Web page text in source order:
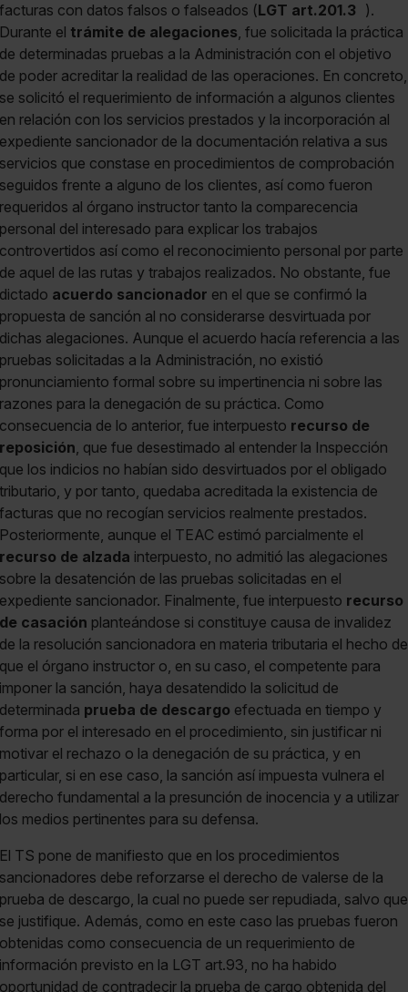
facturas con datos falsos o falseados (LGT art.201.3 ).
Durante el trámite de alegaciones, fue solicitada la práctica
de determinadas pruebas a la Administración con el objetivo
de poder acreditar la realidad de las operaciones. En concreto,
se solicitó el requerimiento de información a algunos clientes
en relación con los servicios prestados y la incorporación al
expediente sancionador de la documentación relativa a sus
servicios que constase en procedimientos de comprobación
seguidos frente a alguno de los clientes, así como fueron
requeridos al órgano instructor tanto la comparecencia
personal del interesado para explicar los trabajos
controvertidos así como el reconocimiento personal por parte
de aquel de las rutas y trabajos realizados. No obstante, fue
dictado acuerdo sancionador en el que se confirmó la
propuesta de sanción al no considerarse desvirtuada por
dichas alegaciones. Aunque el acuerdo hacía referencia a las
pruebas solicitadas a la Administración, no existió
pronunciamiento formal sobre su impertinencia ni sobre las
razones para la denegación de su práctica. Como
consecuencia de lo anterior, fue interpuesto recurso de
reposición, que fue desestimado al entender la Inspección
que los indicios no habían sido desvirtuados por el obligado
tributario, y por tanto, quedaba acreditada la existencia de
facturas que no recogían servicios realmente prestados.
Posteriormente, aunque el TEAC estimó parcialmente el
recurso de alzada interpuesto, no admitió las alegaciones
sobre la desatención de las pruebas solicitadas en el
expediente sancionador. Finalmente, fue interpuesto recurso
de casación planteándose si constituye causa de invalidez
de la resolución sancionadora en materia tributaria el hecho de
que el órgano instructor o, en su caso, el competente para
imponer la sanción, haya desatendido la solicitud de
determinada prueba de descargo efectuada en tiempo y
forma por el interesado en el procedimiento, sin justificar ni
motivar el rechazo o la denegación de su práctica, y en
particular, si en ese caso, la sanción así impuesta vulnera el
derecho fundamental a la presunción de inocencia y a utilizar
los medios pertinentes para su defensa.
El TS pone de manifiesto que en los procedimientos
sancionadores debe reforzarse el derecho de valerse de la
prueba de descargo, la cual no puede ser repudiada, salvo que
se justifique. Además, como en este caso las pruebas fueron
obtenidas como consecuencia de un requerimiento de
información previsto en la LGT art.93, no ha habido
oportunidad de contradecir la prueba de cargo obtenida del